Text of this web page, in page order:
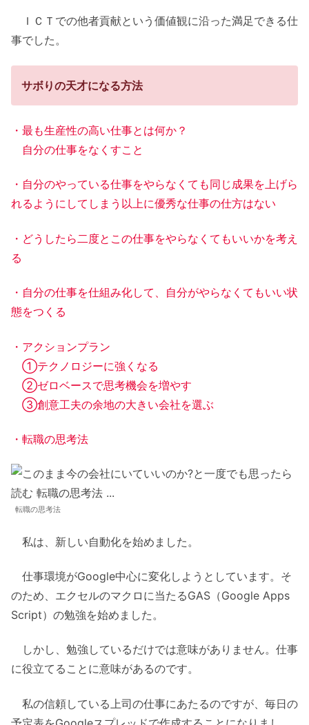
ＩＣＴでの他者貢献という価値観に沿った満足できる仕
事でした。
サボりの天才になる方法
・最も生産性の高い仕事とは何か？
自分の仕事をなくすこと
・自分のやっている仕事をやらなくても同じ成果を上げら
れるようにしてしまう以上に優秀な仕事の仕方はない
・どうしたら二度とこの仕事をやらなくてもいいかを考え
る
・自分の仕事を仕組み化して、自分がやらなくてもいい状
態をつくる
・アクションプラン
①テクノロジーに強くなる
②ゼロベースで思考機会を増やす
③創意工夫の余地の大きい会社を選ぶ
・転職の思考法
転職の思考法
私は、新しい自動化を始めました。
仕事環境がGoogle中心に変化しようとしています。そ
のため、エクセルのマクロに当たるGAS（Google Apps
Script）の勉強を始めました。
しかし、勉強しているだけでは意味がありません。仕事
に役立てることに意味があるのです。
私の信頼している上司の仕事にあたるのですが、毎日の